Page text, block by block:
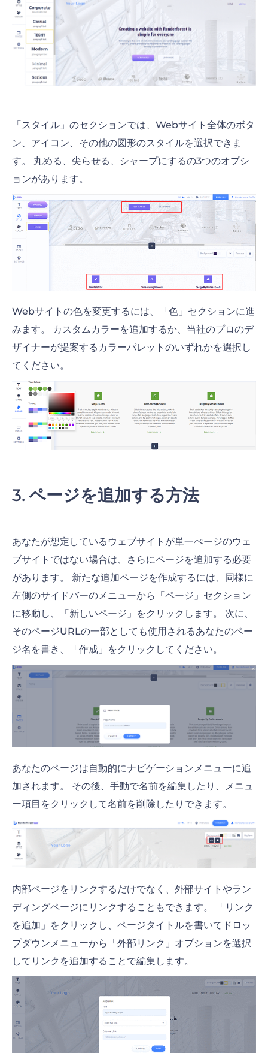
「スタイル」のセクションでは、Webサイト全体のボタ
ン、アイコン、その他の図形のスタイルを選択できま
す。 丸める、尖らせる、シャープにするの3つのオプシ
ョンがあります。
Webサイトの色を変更するには、「色」セクションに進
みます。 カスタムカラーを追加するか、当社のプロのデ
ザイナーが提案するカラーパレットのいずれかを選択し
てください。
ページを追加する方法
あなたが想定しているウェブサイトが単一ぺージのウェ
ブサイトではない場合は、さらにページを追加する必要
があります。 新たな追加ページを作成するには、同様に
左側のサイドバーのメニューから「ページ」セクション
に移動し、「新しいページ」をクリックします。 次に、
そのページURLの一部としても使用されるあなたのペー
ジ名を書き、「作成」をクリックしてください。
あなたのページは自動的にナビゲーションメニューに追
加されます。 その後、手動で名前を編集したり、メニュ
ー項目をクリックして名前を削除したりできます。
内部ページをリンクするだけでなく、外部サイトやラン
ディングページにリンクすることもできます。 「リンク
を追加」をクリックし、ページタイトルを書いてドロッ
プダウンメニューから「外部リンク」オプションを選択
してリンクを追加することで編集します。